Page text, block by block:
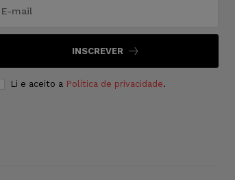
INSCREVER
Li e aceito a Política de privacidade.